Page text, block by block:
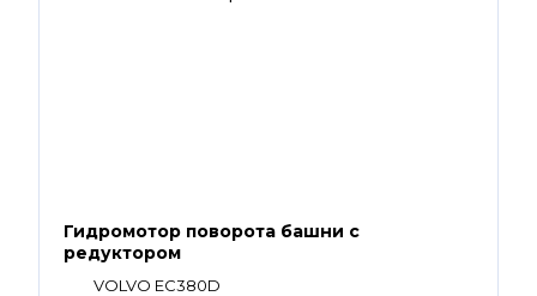
Гидромотор поворота башни с
редуктором
VOLVO EC380D